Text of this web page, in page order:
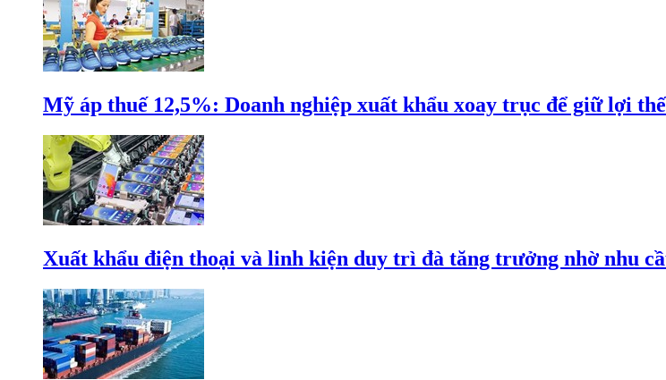
Mỹ áp thuế 12,5%: Doanh nghiệp xuất khẩu xoay trục để giữ lợi
Xuất khẩu điện thoại và linh kiện duy trì đà tăng trưởng nhờ nhu